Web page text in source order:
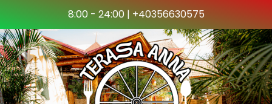
content
8:00 - 24:00 | +40356630575